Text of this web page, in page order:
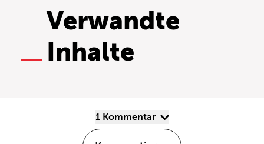
Verwandte
Inhalte
1 Kommentar